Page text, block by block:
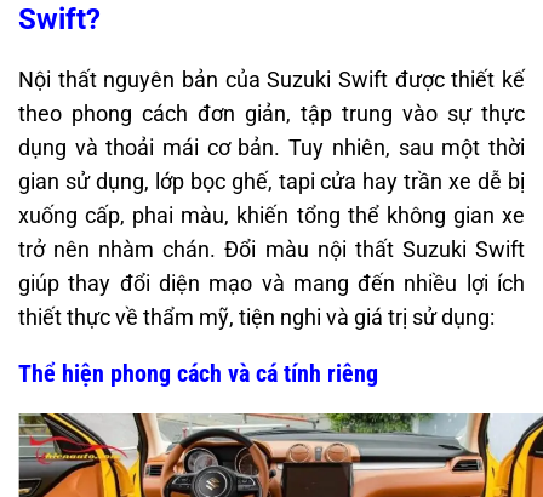
Swift?
Nội thất nguyên bản của Suzuki Swift được thiết kế
theo phong cách đơn giản, tập trung vào sự thực
dụng và thoải mái cơ bản. Tuy nhiên, sau một thời
gian sử dụng, lớp bọc ghế, tapi cửa hay trần xe dễ bị
xuống cấp, phai màu, khiến tổng thể không gian xe
trở nên nhàm chán. Đổi màu nội thất Suzuki Swift
giúp thay đổi diện mạo và mang đến nhiều lợi ích
thiết thực về thẩm mỹ, tiện nghi và giá trị sử dụng:
Thể hiện phong cách và cá tính riêng